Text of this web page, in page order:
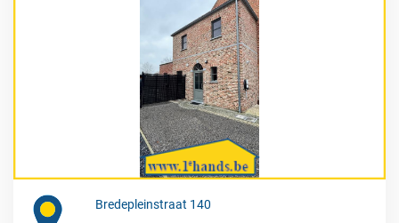
Bredepleinstraat 140